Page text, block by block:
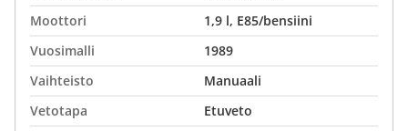
Moottori
1,9 l, E85/bensiini
Vuosimalli
1989
Vaihteisto
Manuaali
Vetotapa
Etuveto